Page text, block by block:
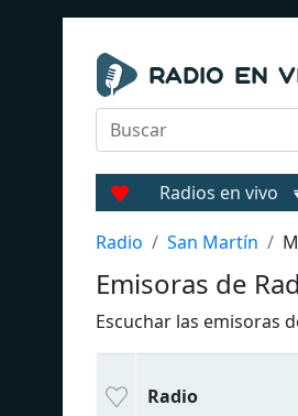
Radios en vivo
Radio San Martín
Emisoras de
Escuchar las emisoras
Radio